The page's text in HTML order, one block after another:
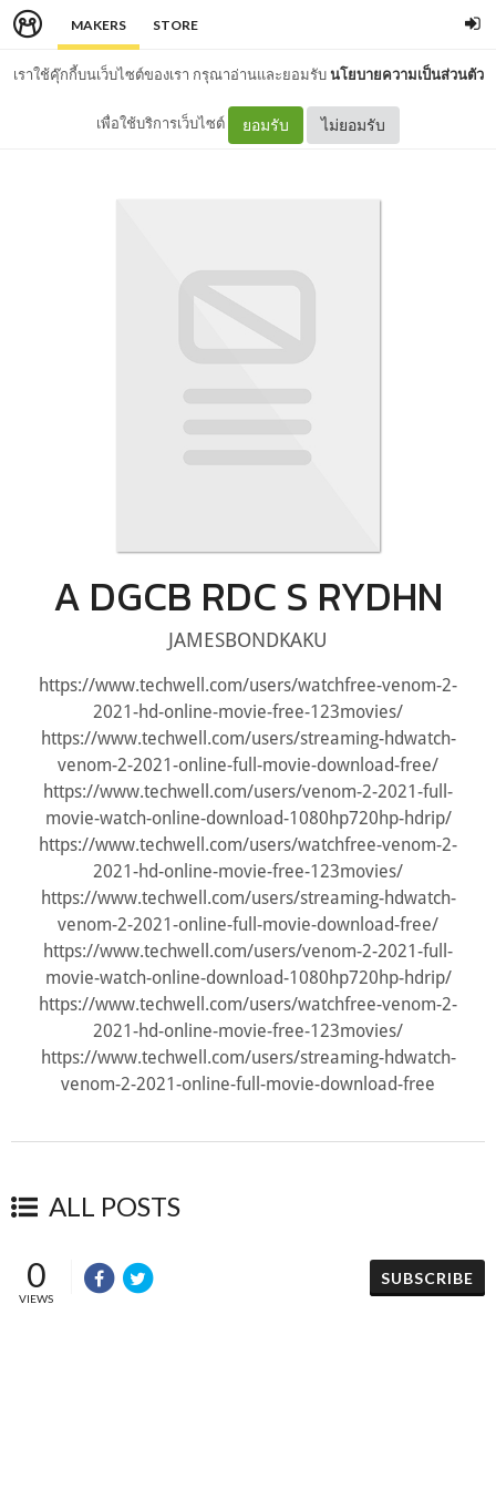
MAKERS STORE
เราใช้คุ๊กกี้บนเว็บไซต์ของเรา กรุณาอ่านและยอมรับนโยบายความเป็นส่วนตัว
เพื่อใช้บริการเว็บไซต์ ยอมรับ ไม่ยอมรับ
A DGCB RDC S RYDHN
JAMESBONDKAKU
https://www.techwell.com/users/watchfree-venom-2-
2021-hd-online-movie-free-123movies/
https://www.techwell.com/users/streaming-hdwatch-
venom-2-2021-online-full-movie-download-free/
https://www.techwell.com/users/venom-2-2021-full-
movie-watch-online-download-1080hp720hp-hdrip/
https://www.techwell.com/users/watchfree-venom-2-
2021-hd-online-movie-free-123movies/
https://www.techwell.com/users/streaming-hdwatch-
venom-2-2021-online-full-movie-download-free/
https://www.techwell.com/users/venom-2-2021-full-
movie-watch-online-download-1080hp720hp-hdrip/
https://www.techwell.com/users/watchfree-venom-2-
2021-hd-online-movie-free-123movies/
https://www.techwell.com/users/streaming-hdwatch-
venom-2-2021-online-full-movie-download-free
ALL POSTS
0
VIEWS
SUBSCRIBE